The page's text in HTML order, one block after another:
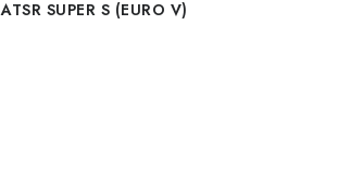
ATSR SUPER S (EURO V)